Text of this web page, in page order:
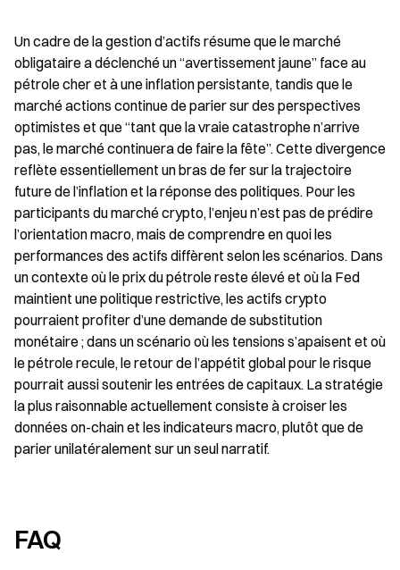
Un cadre de la gestion d’actifs résume que le marché
obligataire a déclenché un “avertissement jaune” face au
pétrole cher et à une inflation persistante, tandis que le
marché actions continue de parier sur des perspectives
optimistes et que “tant que la vraie catastrophe n’arrive
pas, le marché continuera de faire la fête”. Cette divergence
reflète essentiellement un bras de fer sur la trajectoire
future de l’inflation et la réponse des politiques. Pour les
participants du marché crypto, l’enjeu n’est pas de prédire
l’orientation macro, mais de comprendre en quoi les
performances des actifs diffèrent selon les scénarios. Dans
un contexte où le prix du pétrole reste élevé et où la Fed
maintient une politique restrictive, les actifs crypto
pourraient profiter d’une demande de substitution
monétaire ; dans un scénario où les tensions s’apaisent et où
le pétrole recule, le retour de l’appétit global pour le risque
pourrait aussi soutenir les entrées de capitaux. La stratégie
la plus raisonnable actuellement consiste à croiser les
données on-chain et les indicateurs macro, plutôt que de
parier unilatéralement sur un seul narratif.
FAQ